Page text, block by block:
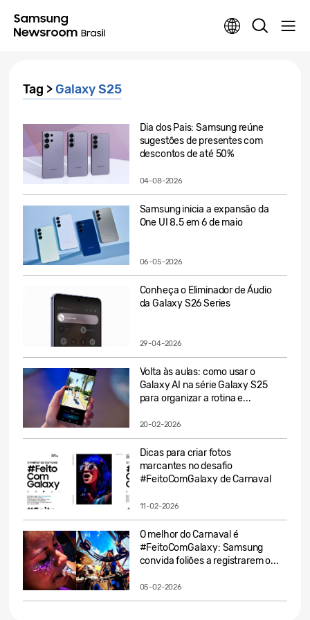
Tag > Galaxy S25
Dia dos Pais: Samsung reúne
sugestões de presentes com
descontos de até 50%
04-08-2026
Samsung inicia a expansão da
One UI 8.5 em 6 de maio
06-05-2026
Conheça o Eliminador de Áudio
da Galaxy S26 Series
29-04-2026
Volta às aulas: como usar o
Galaxy AI na série Galaxy S25
para organizar a rotina e...
20-02-2026
Dicas para criar fotos
marcantes no desafio
#FeitoComGalaxy de Carnaval
11-02-2026
O melhor do Carnaval é
#FeitoComGalaxy: Samsung
convida foliões a registrarem o...
05-02-2026